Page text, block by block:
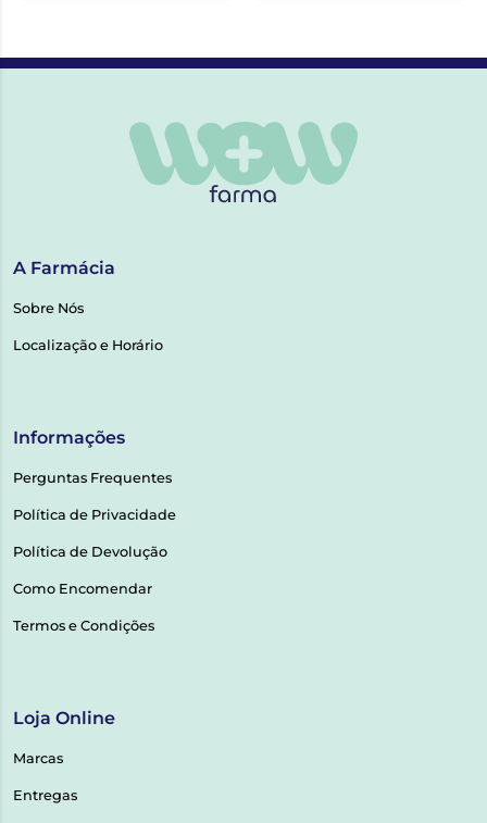
A Farmácia
Sobre Nós
Localização e Horário
Informações
Perguntas Frequentes
Política de Privacidade
Política de Devolução
Como Encomendar
Termos e Condições
Loja Online
Marcas
Entregas